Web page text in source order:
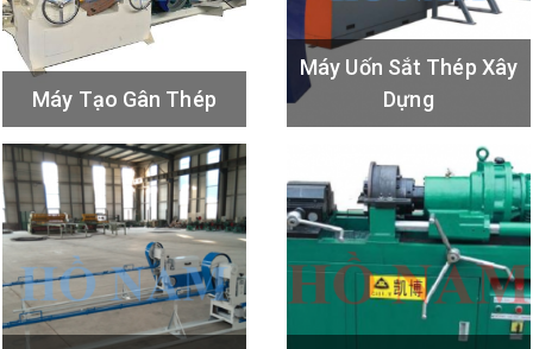
Máy Tạo Gân Thép
Máy Uốn Sắt Thép Xây
Dựng